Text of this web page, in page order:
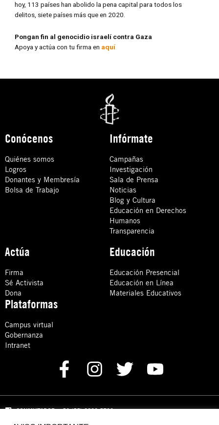
hoy, 113 países han abolido la pena capital para todos los
delitos, siete países más que en 2020.
Pongan fin al genocidio israelí contra Gaza
Apoya y actúa con tu firma en aquí
Conócenos
Quiénes somos
Logros
Donantes y Membresía
Bolsa de Trabajo
Infórmate
Campañas
Investigación
Sala de Prensa
Noticias
Blog y Cultura
Educación en Derechos
Humanos
Transparencia
Actúa
Firma
Sé Activista
Dona
Educación
Educación Presencial
Educación en Línea
Materiales Educativos
Plataformas
Campus virtual
Gobernanza
Intranet
CONMUTADOR: +52 (55) 8880 5730